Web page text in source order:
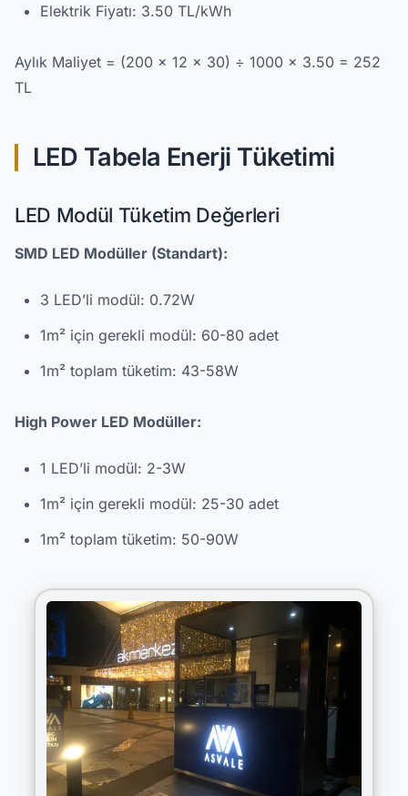
Elektrik Fiyatı: 3.50 TL/kWh
Aylık Maliyet = (200 × 12 × 30) ÷ 1000 × 3.50 = 252
TL
LED Tabela Enerji Tüketimi
LED Modül Tüketim Değerleri
SMD LED Modüller (Standart):
3 LED’li modül: 0.72W
1m² için gerekli modül: 60-80 adet
1m² toplam tüketim: 43-58W
High Power LED Modüller:
1 LED’li modül: 2-3W
1m² için gerekli modül: 25-30 adet
1m² toplam tüketim: 50-90W